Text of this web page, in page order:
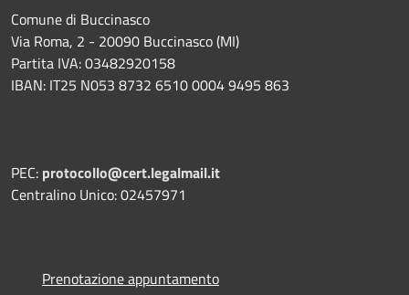
Comune di Buccinasco
Via Roma, 2 - 20090 Buccinasco (MI)
Partita IVA: 03482920158
IBAN: IT25 N053 8732 6510 0004 9495 863
PEC: protocollo@cert.legalmail.it
Centralino Unico: 02457971
Prenotazione appuntamento